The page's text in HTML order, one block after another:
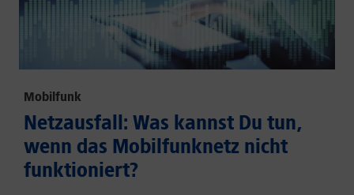
Mobilfunk
Netzausfall: Was kannst Du tun,
wenn das Mobilfunknetz nicht
funktioniert?